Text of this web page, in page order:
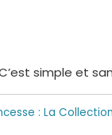
simple et
: La